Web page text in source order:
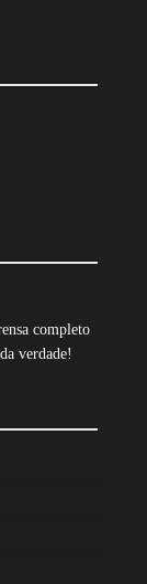
completo
verdade!